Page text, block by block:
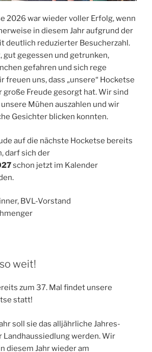
2026 war wieder voller Erfolg, wenn
in diesem Jahr aufgrund der
deutlich reduzierter Besucherzahl.
gut gegessen und getrunken,
gefahren und sich rege
freuen uns, dass „unsere“ Hocketse
Freude gesorgt hat. Wir sind
unsere Mühen auszahlen und wir
Gesichter blicken konnten.
auf die nächste Hocketse bereits
darf sich der
schon jetzt im Kalender
BVL-Vorstand
weit!
zum 37. Mal findet unsere
statt!
soll sie das alljährliche Jahres-
Landhaussiedlung werden. Wir
diesem Jahr wieder am